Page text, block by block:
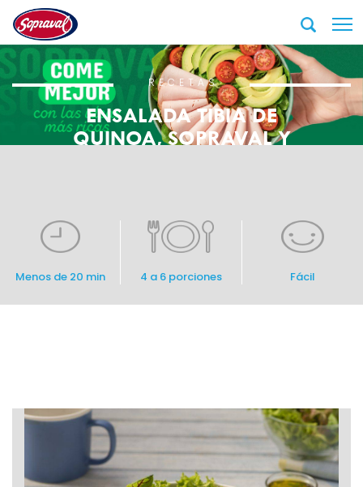
RECETAS
ENSALADA TIBIA DE
QUINOA, SOPRAVAL Y
Menos de 20 min 4 a 6 porciones Fácil